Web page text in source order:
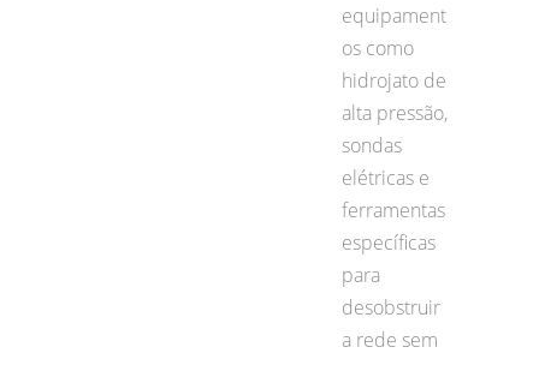
equipament
os como
hidrojato de
alta pressão,
sondas
elétricas e
ferramentas
específicas
para
desobstruir
a rede sem